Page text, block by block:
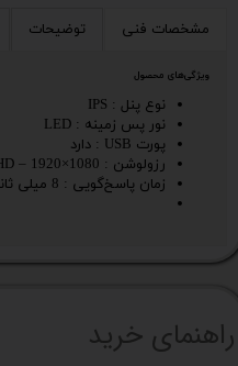
مشخصات فنی توضیحات
ویژگی‌های محصول
نوع پنل : IPS
نور پس زمینه : LED
پورت USB : دارد
رزولوشن : 1080×1920 – Full HD
زمان پاسخ‌گویی : 8 میلی ثانیه
راهنما​​​​​​​​​​​​​​ی خرید